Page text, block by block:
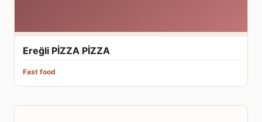
Ereğli PİZZA PİZZA
Fast food